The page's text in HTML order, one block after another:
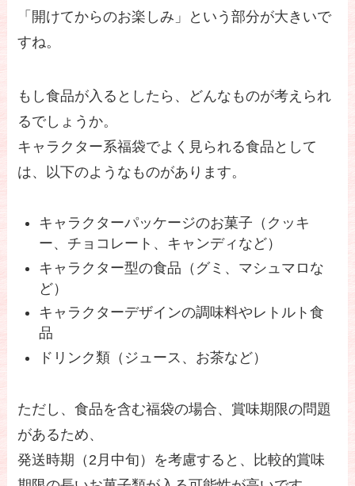
「開けてからのお楽しみ」という部分が大きいで
すね。
もし食品が入るとしたら、どんなものが考えられ
るでしょうか。
キャラクター系福袋でよく見られる食品として
は、以下のようなものがあります。
キャラクターパッケージのお菓子（クッキ
ー、チョコレート、キャンディなど）
キャラクター型の食品（グミ、マシュマロな
ど）
キャラクターデザインの調味料やレトルト食
品
ドリンク類（ジュース、お茶など）
ただし、食品を含む福袋の場合、賞味期限の問題
があるため、
発送時期（2月中旬）を考慮すると、比較的賞味